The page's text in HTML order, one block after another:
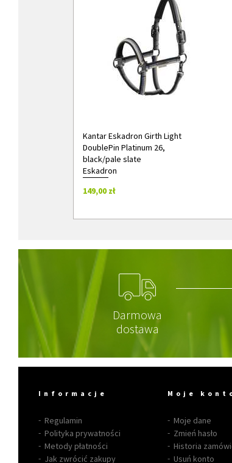
Kantar Eskadron Girth Light
DoublePin Platinum 26,
black/pale slate
Eskadron
149,00 zł
Darmowa
dostawa
Informacje
Regulamin
Polityka prywatności
Metody płatności
Jak zwrócić zakupy
Moje
Moje dane
Zmień hasło
Historia
Usuń konto